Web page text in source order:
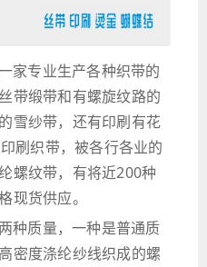
家专业生产各种织带的
带缎带和有螺旋纹路的
雪纱带，还有印刷有花
刷织带，被各行各业的
螺纹带，有将近200种
现货供应。
种质量，一种是普通质
密度涤纶纱线织成的螺